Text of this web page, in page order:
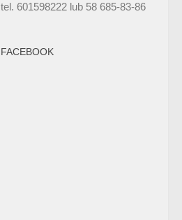
tel. 601598222 lub 58 685-83-86
FACEBOOK